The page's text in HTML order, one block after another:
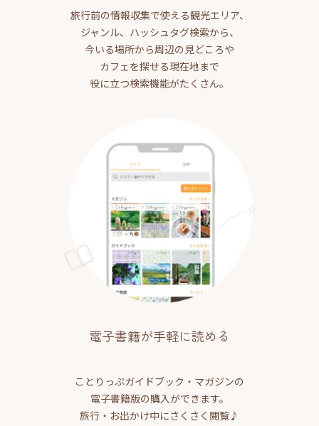
旅行前の情報収集で使える観光エリア、
ジャンル、ハッシュタグ検索から、
今いる場所から周辺の見どころや
カフェを探せる現在地まで
役に立つ検索機能がたくさん。
電子書籍が手軽に読める
ことりっぷガイドブック・マガジンの
電子書籍版の購入ができます。
旅行・お出かけ中にさくさく閲覧♪